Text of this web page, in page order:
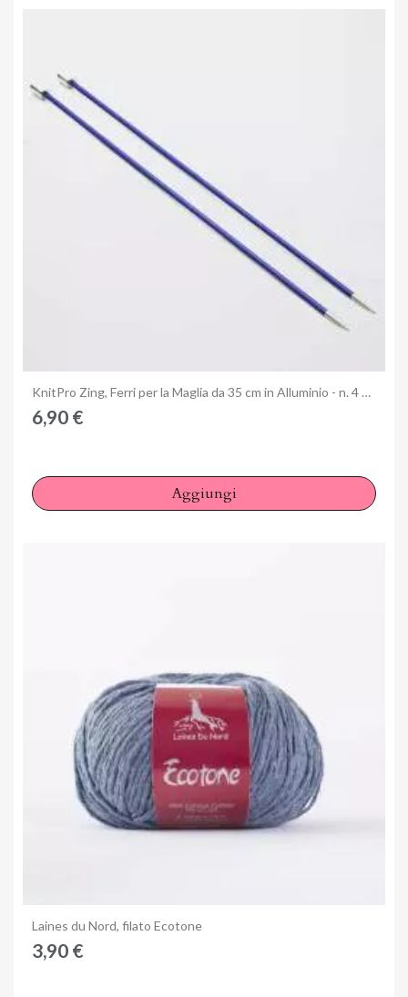
Anteprima KnitPro Zing, Ferri per la Maglia da 35 cm in Alluminio - n. 4 Sapphire
6,90 €
Aggiungi
Anteprima
Laines du Nord, filato Ecotone
3,90 €